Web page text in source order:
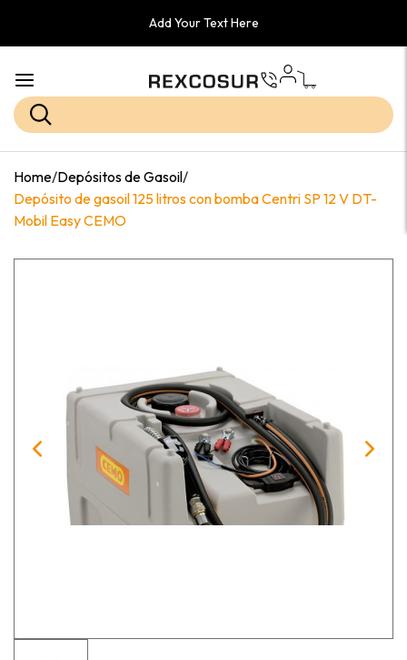
Add Your Text Here
Home/Depósitos de Gasoil/
Depósito de gasoil 125 litros con bomba Centri SP 12 V DT-
Mobil Easy CEMO